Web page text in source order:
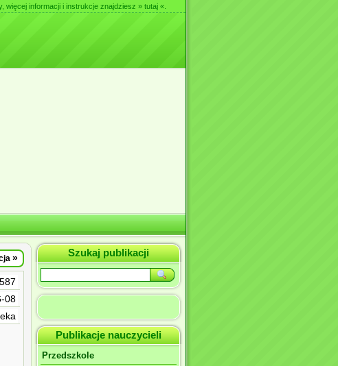
więcej informacji i instrukcje znajdziesz » tutaj «
»
08
Szukaj publikacji
Publikacje nauczycieli
Przedszkole